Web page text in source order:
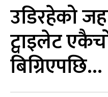
उडिरहेको
ट्वाइलेट
बिग्रिएपछि…